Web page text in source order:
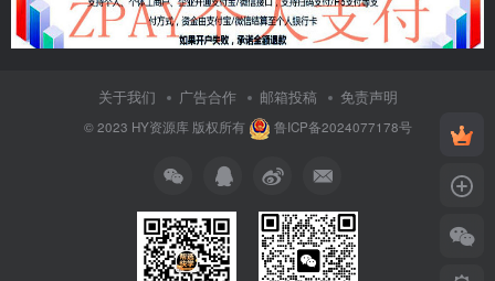
关于我们 广告合作 邮箱投稿 免责声明
© 2023 HY资源库版权所有 鲁ICP备2024077178号